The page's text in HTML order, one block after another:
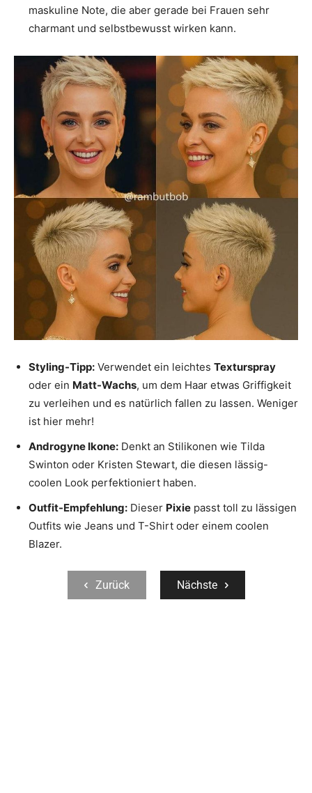
maskuline Note, die aber gerade bei Frauen sehr
charmant und selbstbewusst wirken kann.
Styling-Tipp: Verwendet ein leichtes Texturspray
oder ein Matt-Wachs, um dem Haar etwas Griffigkeit
zu verleihen und es natürlich fallen zu lassen. Weniger
ist hier mehr!
Androgyne Ikone: Denkt an Stilikonen wie Tilda
Swinton oder Kristen Stewart, die diesen lässig-
coolen Look perfektioniert haben.
Outfit-Empfehlung: Dieser Pixie passt toll zu lässigen
Outfits wie Jeans und T-Shirt oder einem coolen
Blazer.
Zurück Nächste